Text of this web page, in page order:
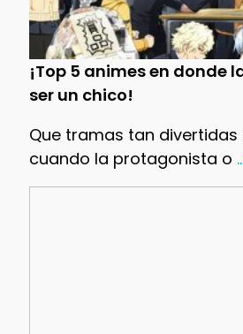
¡Top 5 animes en donde
ser un chico!
Que tramas tan divertidas
cuando la protagonista o